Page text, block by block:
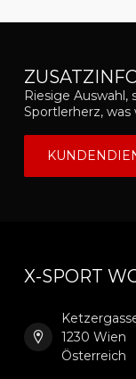
Riesige
Sportlerherz,
X-SPORT
1230 Wien
Österreich